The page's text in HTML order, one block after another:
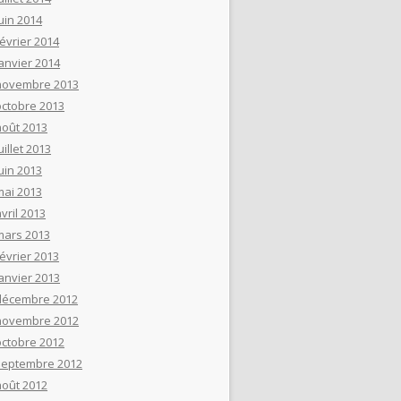
2014
2014
2014
2013
2013
2013
2013
2013
2013
2013
2013
2013
2013
2012
2012
2012
2012
2012